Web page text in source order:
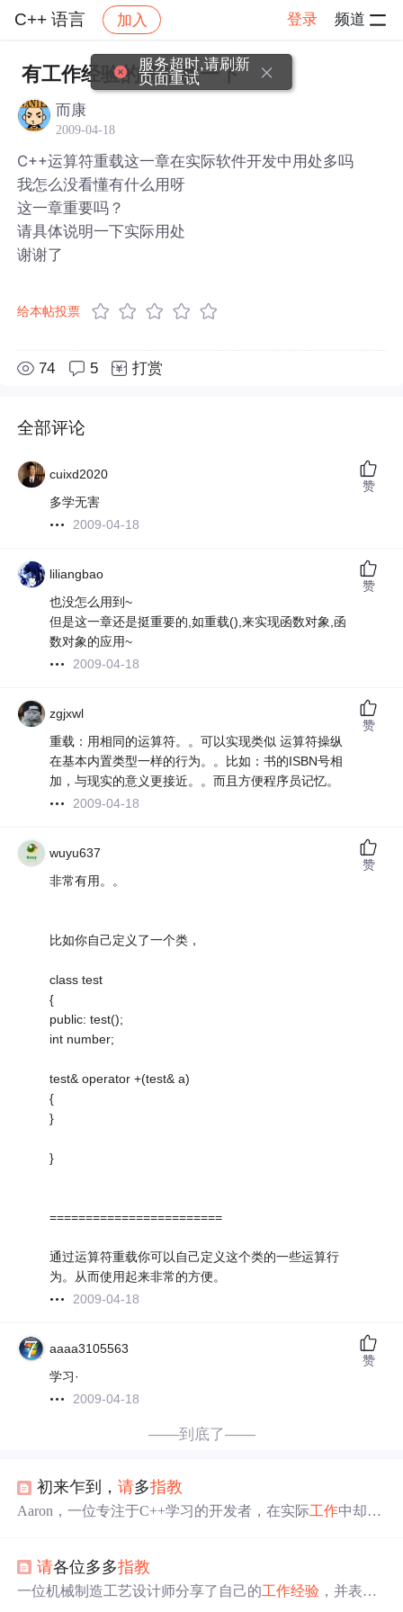
C++ 语言 加入 登录 频道
社区 C++ 语言 帖子详情
有工作经验的请指教一下
而康
2009-04-18
C++运算符重载这一章在实际软件开发中用处多吗
我怎么没看懂有什么用呀
这一章重要吗？
请具体说明一下实际用处
谢谢了
给本帖投票
74 5 打赏
全部评论
cuixd2020
多学无害
2009-04-18
赞
liliangbao
也没怎么用到~
但是这一章还是挺重要的,如重载(),来实现函数对象,函
数对象的应用~
2009-04-18
赞
zgjxwl
重载：用相同的运算符。。可以实现类似 运算符操纵
在基本内置类型一样的行为。。比如：书的ISBN号相
加，与现实的意义更接近。。而且方便程序员记忆。
2009-04-18
赞
wuyu637
非常有用。。
比如你自己定义了一个类，
class test
{
public: test();
int number;
test& operator +(test& a)
{
}
}
========================
通过运算符重载你可以自己定义这个类的一些运算行
为。从而使用起来非常的方便。
2009-04-18
赞
aaaa3105563
学习·
2009-04-18
赞
——到底了——
初来乍到，请多指教
Aaron，一位专注于C++学习的开发者，在实际工作中却使
请各位多多指教
一位机械制造工艺设计师分享了自己的工作经验 ，并表达
服务超时,请刷新
页面重试